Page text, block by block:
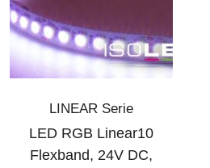
LINEAR Serie
LED RGB Linear10
Flexband, 24V DC,